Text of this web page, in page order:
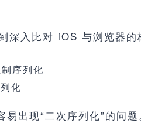
深入比对 iOS 与浏览器的
序列化
化
出现“二次序列化”的问题